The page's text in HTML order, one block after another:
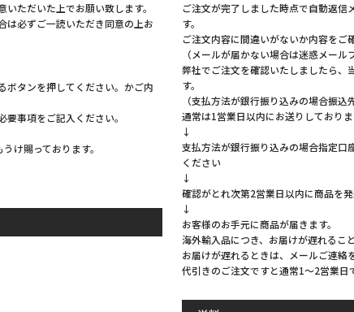
ただいた上でお願い致します。
は必ずご一読いただき同意の上お
ボタンを押してください。かご内
事項をご記入ください。
け賜っております。
ご注文が完了しました時点で自動返信
す。
ご注文内容に間違いがないか内容をご
（メールが届かない場合は迷惑メー
弊社でご注文を確認いたしましたら、
す。
（支払方法が銀行振り込みの場合振
通常は1営業日以内にお送りしており
↓
支払方法が銀行振り込みの場合指定口
ください
↓
確認がとれ次第2営業日以内に商品を
↓
お客様のお手元に商品が届きます。
海外輸入品につき、お届けが遅れるこ
お届けが遅れるときは、メールご連絡
代引きのご注文ですと通常1～2営業